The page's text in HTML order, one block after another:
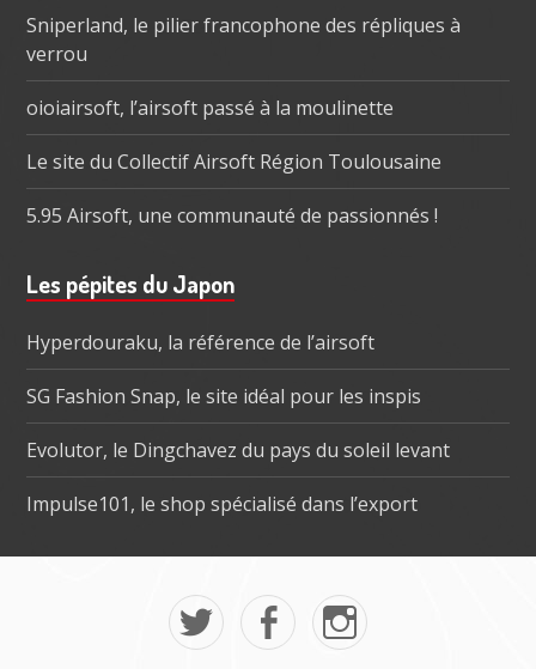
Sniperland, le pilier francophone des répliques à
verrou
oioiairsoft, l’airsoft passé à la moulinette
Le site du Collectif Airsoft Région Toulousaine
5.95 Airsoft, une communauté de passionnés !
Les pépites du Japon
Hyperdouraku, la référence de l’airsoft
SG Fashion Snap, le site idéal pour les inspis
Evolutor, le Dingchavez du pays du soleil levant
Impulse101, le shop spécialisé dans l’export
Mon
twitter
La
page
Mon
instagram